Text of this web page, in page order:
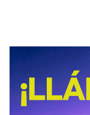
Medida y Actualización
La iniciativa fue
para su análisis y
También lee:
Cuauhtli